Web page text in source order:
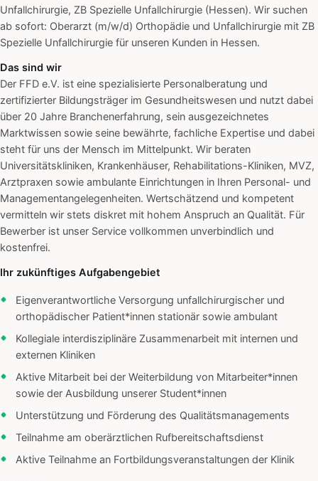
Unfallchirurgie, ZB Spezielle Unfallchirurgie (Hessen). Wir suchen
ab sofort: Oberarzt (m/w/d) Orthopädie und Unfallchirurgie mit ZB
Spezielle Unfallchirurgie für unseren Kunden in Hessen.
Das sind wir
Der FFD e.V. ist eine spezialisierte Personalberatung und
zertifizierter Bildungsträger im Gesundheitswesen und nutzt dabei
über 20 Jahre Branchenerfahrung, sein ausgezeichnetes
Marktwissen sowie seine bewährte, fachliche Expertise und dabei
steht für uns der Mensch im Mittelpunkt. Wir beraten
Universitätskliniken, Krankenhäuser, Rehabilitations-Kliniken, MVZ,
Arztpraxen sowie ambulante Einrichtungen in Ihren Personal- und
Managementangelegenheiten. Wertschätzend und kompetent
vermitteln wir stets diskret mit hohem Anspruch an Qualität. Für
Bewerber ist unser Service vollkommen unverbindlich und
kostenfrei.
Ihr zukünftiges Aufgabengebiet
Eigenverantwortliche Versorgung unfallchirurgischer und
orthopädischer Patient*innen stationär sowie ambulant
Kollegiale interdisziplinäre Zusammenarbeit mit internen und
externen Kliniken
Aktive Mitarbeit bei der Weiterbildung von Mitarbeiter*innen
sowie der Ausbildung unserer Student*innen
Unterstützung und Förderung des Qualitätsmanagements
Teilnahme am oberärztlichen Rufbereitschaftsdienst
Aktive Teilnahme an Fortbildungsveranstaltungen der Klinik